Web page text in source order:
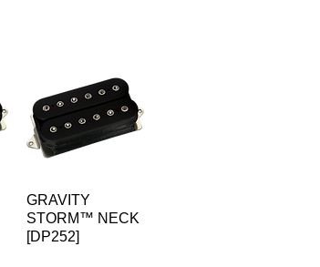
GRAVITY
STORM™ NECK
[DP252]